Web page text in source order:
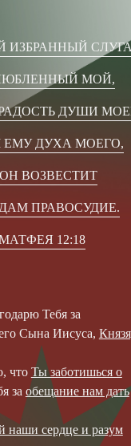
ИЗБРАННЫЙ
МОЙ,
ДУШИ
ЕМУ ДУХА МОЕГО,
ВОЗВЕСТИТ
ПРАВОСУДИЕ.
12:18
Тебя за
Сына Иисуса,
что Ты заботишься о
за обещание нам дать
наши сердце и разум